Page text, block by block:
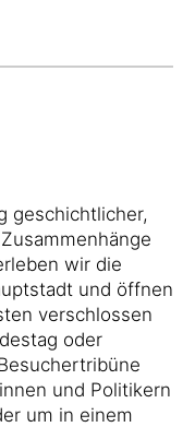
geschichtlicher,
wir die
und öffnen
verschlossen
oder
und Politikern
um in einem